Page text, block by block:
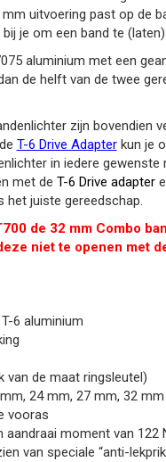
uitvoering past op de
je om een band te
aluminium met een
de helft van de twee
zijn bovendien
T-6 Drive Adapterkun je
in iedere
met de T-6 Drive adapter
het juiste gereedschap.
de 32 mm Combo
niet te openen met
6 aluminium
van de maat ringsleutel)
24 mm, 27 mm, 32
vooras
aandraai moment van 122
van speciale “anti-lekprik